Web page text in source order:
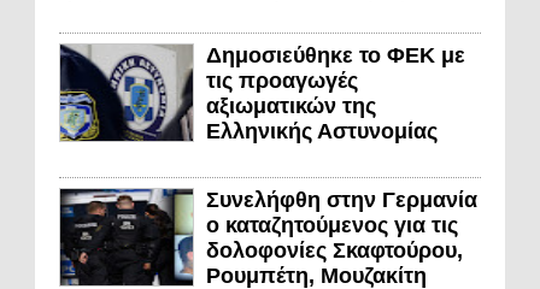
Δημοσιεύθηκε το ΦΕΚ με
τις προαγωγές
αξιωματικών της
Ελληνικής Αστυνομίας
Συνελήφθη στην Γερμανία
ο καταζητούμενος για τις
δολοφονίες Σκαφτούρου,
Ρουμπέτη, Μουζακίτη